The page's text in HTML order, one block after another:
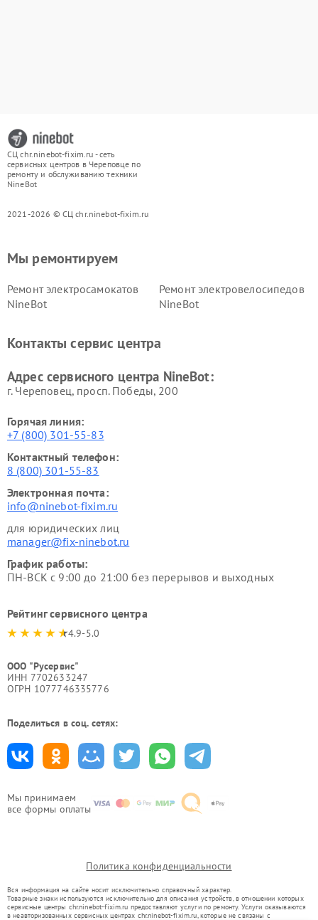
СЦ chr.ninebot-fixim.ru - сеть
сервисных центров в Череповце по
ремонту и обслуживанию техники
NineBot
2021-2026 © СЦ chr.ninebot-fixim.ru
Мы принимаем
все формы оплаты
Мы ремонтируем
Ремонт электросамокатов
NineBot
Ремонт электровелосипедов
NineBot
Контакты сервис центра
Адрес сервисного центра NineBot:
г. Череповец, просп. Победы, 200
Горячая линия:
+7 (800) 301-55-83
Контактный телефон:
8 (800) 301-55-83
Электронная почта:
info@ninebot-fixim.ru
для юридических лиц
manager@fix-ninebot.ru
График работы:
ПН-ВСК с 9:00 до 21:00 без перерывов и выходных
Рейтинг сервисного центра
4.9-5.0
ООО "Русервис"
ИНН 7702633247
ОГРН 1077746335776
Поделиться в соц. сетях:
Политика конфиденциальности
Вся информация на сайте носит исключительно справочный характер.
Товарные знаки используются исключительно для описания устройств, в отношении которых
сервисные центры chr.ninebot-fixim.ru предоставляют услуги по ремонту. Услуги оказываются
в неавторизованных сервисных центрах chr.ninebot-fixim.ru, которые не связаны с